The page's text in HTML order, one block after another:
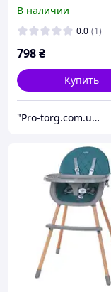
В наличии
0.0 (1)
798₴
Купить
"Pro-torg.com.ua" - интернет-магазин детских товаров и игрушек